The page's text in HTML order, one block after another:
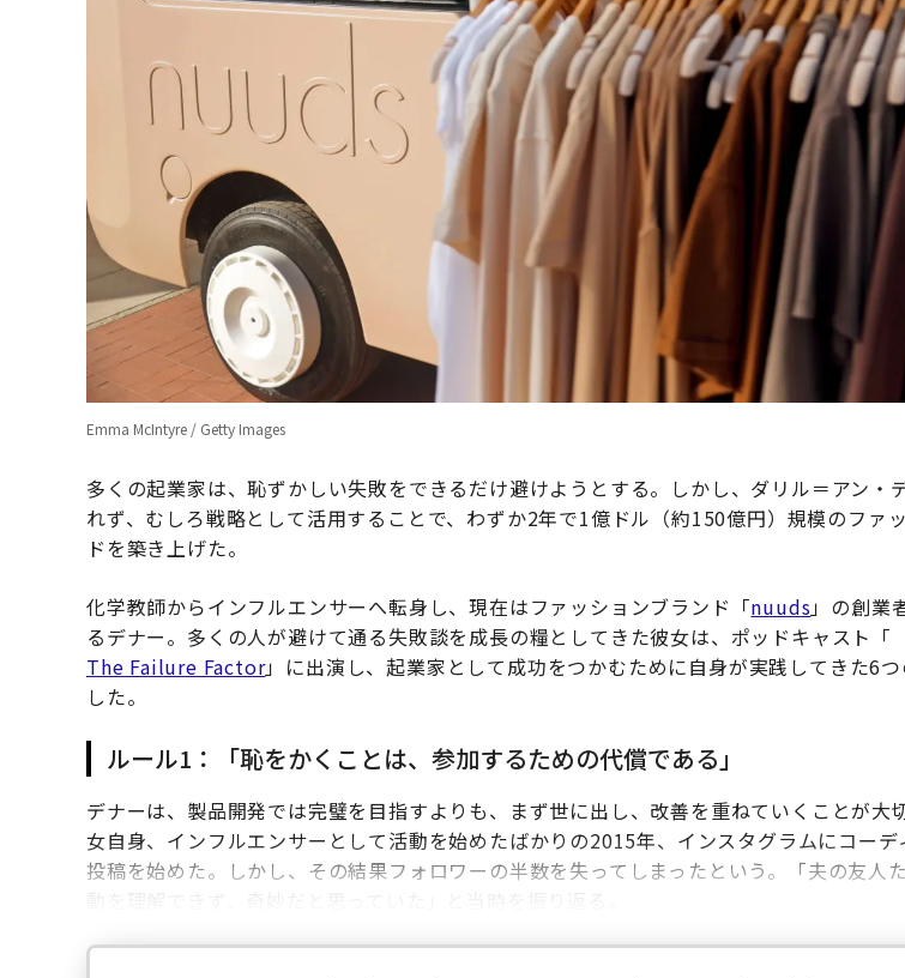
Emma McIntyre / Getty Images
多くの起業家は、恥ずかしい失敗をできるだけ避けようとする。しかし、ダリル＝アン・
れず、むしろ戦略として活用することで、わずか2年で1億ドル（約150億円）規模のファ
ドを築き上げた。
化学教師からインフルエンサーへ転身し、現在はファッションブランド「nuuds」の創業
るデナー。多くの人が避けて通る失敗談を成長の糧としてきた彼女は、ポッドキャスト「
The Failure Factor」に出演し、起業家として成功をつかむために自身が実践してきた6
した。
ルール1：「恥をかくことは、参加するための代償である」
デナーは、製品開発では完璧を目指すよりも、まず世に出し、改善を重ねていくことが大
女自身、インフルエンサーとして活動を始めたばかりの2015年、インスタグラムにコーデ
投稿を始めた。しかし、その結果フォロワーの半数を失ってしまったという。「夫の友人